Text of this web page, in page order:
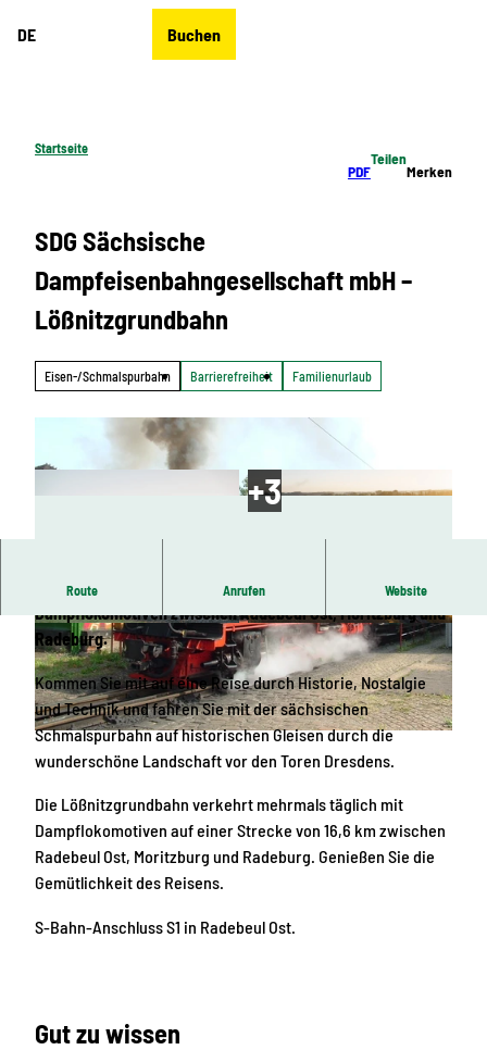
DE Buchen
Startseite
PDF
Teilen
Merken
SDG Sächsische
Dampfeisenbahngesellschaft mbH –
Lößnitzgrundbahn
Eisen-/Schmalspurbahn Barrierefreiheit Familienurlaub
© Andreas Klipphahn
© Sebastian Weingart, wunderwaldphoto | KI-
optimiert
© Sebastian Weingart-wunderwaldpho | KI-op
timiert
Route Anrufen Website
Die Lößnitzgrundbahn verkehrt mehrmals täglich mit
Dampflokomotiven zwischen Radebeul Ost, Moritzburg und
Radeburg.
Kommen Sie mit auf eine Reise durch Historie, Nostalgie
und Technik und fahren Sie mit der sächsischen
Schmalspurbahn auf historischen Gleisen durch die
wunderschöne Landschaft vor den Toren Dresdens.
Die Lößnitzgrundbahn verkehrt mehrmals täglich mit
Dampflokomotiven auf einer Strecke von 16,6 km zwischen
Radebeul Ost, Moritzburg und Radeburg. Genießen Sie die
Gemütlichkeit des Reisens.
S-Bahn-Anschluss S1 in Radebeul Ost.
Gut zu wissen